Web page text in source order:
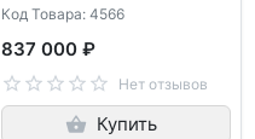
Код Товара: 4566
837 000 ₽
Нет отзывов
Купить